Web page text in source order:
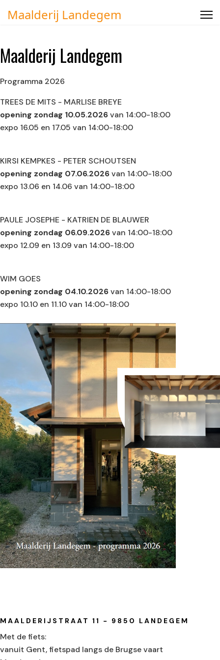
Maalderij Landegem
Maalderij Landegem
Programma 2026
TREES DE MITS - MARLISE BREYE
opening zondag 10.05.2026van 14:00-18:00
expo 16.05 en 17.05 van 14:00-18:00
KIRSI KEMPKES - PETER SCHOUTSEN
opening zondag 07.06.2026van 14:00-18:00
expo 13.06 en 14.06 van 14:00-18:00
PAULE JOSEPHE - KATRIEN DE BLAUWER
opening zondag 06.09.2026van 14:00-18:00
expo 12.09 en 13.09 van 14:00-18:00
WIM GOES
opening zondag 04.10.2026van 14:00-18:00
expo 10.10 en 11.10 van 14:00-18:00
MAALDERIJSTRAAT 11 - 9850 LANDEGEM
Met de fiets:
vanuit Gent, fietspad langs de Brugse vaart